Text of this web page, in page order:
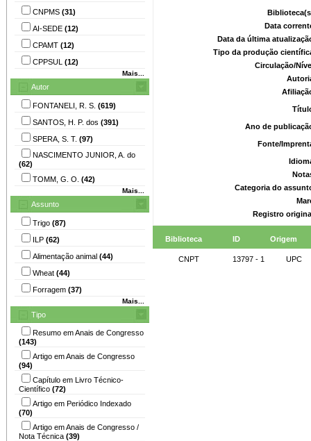
CNPMS (31)
AI-SEDE (12)
CPAMT (12)
CPPSUL (12)
Mais...
Autor
FONTANELI, R. S. (619)
SANTOS, H. P. dos (391)
SPERA, S. T. (97)
NASCIMENTO JUNIOR, A. do
(62)
TOMM, G. O. (42)
Mais...
Assunto
Trigo (87)
ILP (62)
Alimentação animal (44)
Wheat (44)
Forragem (37)
Mais...
Tipo
Resumo em Anais de Congresso
(143)
Artigo em Anais de Congresso
(94)
Capítulo em Livro Técnico-
Científico (72)
Artigo em Periódico Indexado
(70)
Artigo em Anais de Congresso /
Nota Técnica (39)
Data
Data da última
Tipo da produção
Circulação/
Ano de
Fonte/
Categoria do
Registro
Biblioteca ID Origem
CNPT 13797 - 1 UPC